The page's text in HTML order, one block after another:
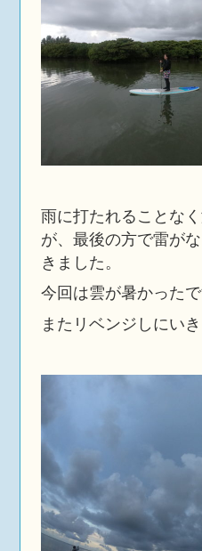
雨に打たれることな
が、最後の方で雷が
きました。
今回は雲が暑かったで
またリベンジしにい